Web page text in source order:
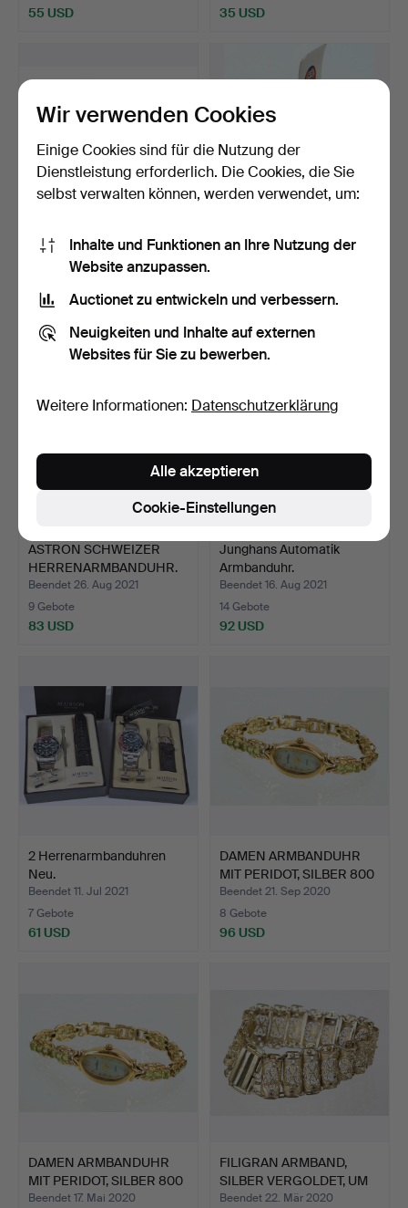
55 USD 35 USD
CARLO COLUCCI
ARMBANDUHR.
1 Gebot
ARMBANDUHR FOSSIL.
1 Gebot
ASTRON SCHWEIZER
HERRENARMBANDUHR.
Beendet 26. Aug 2021
9 Gebote
83 USD
Junghans Automatik
Armbanduhr.
Beendet 16. Aug 2021
14 Gebote
92 USD
2 Herrenarmbanduhren
Neu.
Beendet 11. Jul 2021
7 Gebote
61 USD
DAMEN ARMBANDUHR
MIT PERIDOT, SILBER 800
V…
Beendet 21. Sep 2020
8 Gebote
96 USD
DAMEN ARMBANDUHR
MIT PERIDOT, SILBER 800
V…
Beendet 17. Mai 2020
FILIGRAN ARMBAND,
SILBER VERGOLDET, UM
190…
Beendet 22. Mär 2020
Wir verwenden Cookies
Einige Cookies sind für die Nutzung der
Dienstleistung erforderlich. Die Cookies, die Sie
selbst verwalten können, werden verwendet, um:
Inhalte und Funktionen an Ihre Nutzung der
Website anzupassen.
Auctionet zu entwickeln und verbessern.
Neuigkeiten und Inhalte auf externen
Websites für Sie zu bewerben.
Weitere Informationen: Datenschutzerklärung
Cookie-Einstellungen
Alle akzeptieren